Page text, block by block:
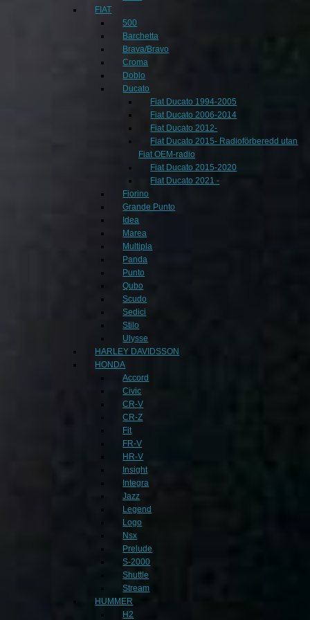
FIAT
500
Barchetta
Brava/Bravo
Croma
Doblo
Ducato
Fiat Ducato 1994-2005
Fiat Ducato 2006-2014
Fiat Ducato 2012-
Fiat Ducato 2015- Radioförberedd utan
Fiat OEM-radio
Fiat Ducato 2015-2020
Fiat Ducato 2021 -
Fiorino
Grande Punto
Idea
Marea
Multipla
Panda
Punto
Qubo
Scudo
Sedici
Stilo
Ulysse
HARLEY DAVIDSSON
HONDA
Accord
Civic
CR-V
CR-Z
Fit
FR-V
HR-V
Insight
Integra
Jazz
Legend
Logo
Nsx
Prelude
S-2000
Shuttle
Stream
HUMMER
H2